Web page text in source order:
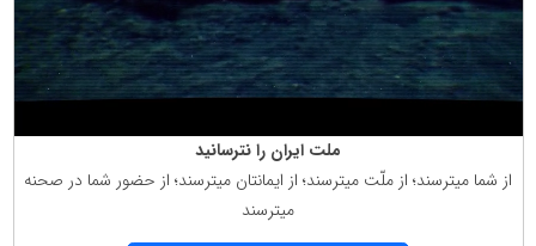
ملت ایران را نترسانید
از شما میترسند؛ از ملّت میترسند؛ از ایمانتان میترسند؛ از حضور شما در صحنه
میترسند